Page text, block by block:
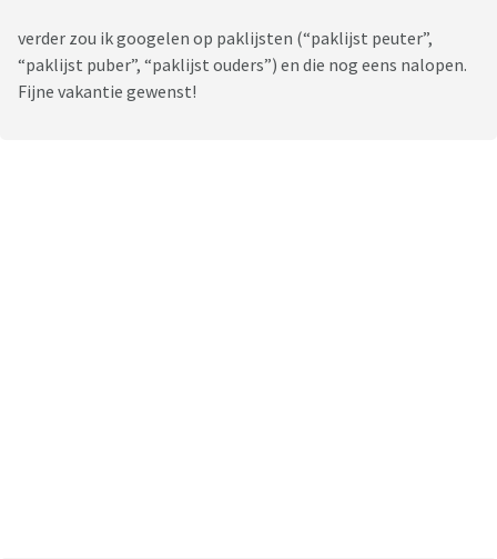
verder zou ik googelen op paklijsten (“paklijst peuter”,
“paklijst puber”, “paklijst ouders”) en die nog eens nalopen.
Fijne vakantie gewenst!